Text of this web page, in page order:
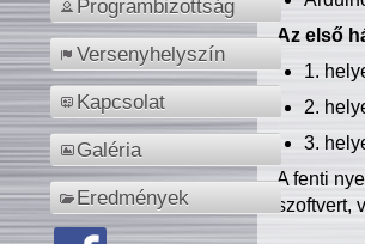
Programbizottság
Versenyhelyszín
Kapcsolat
Galéria
Eredmények
Az első
1.
2.
3.
A fenti
szoftvert,